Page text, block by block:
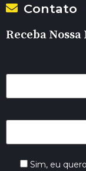
Contato
Receba
Sim, eu